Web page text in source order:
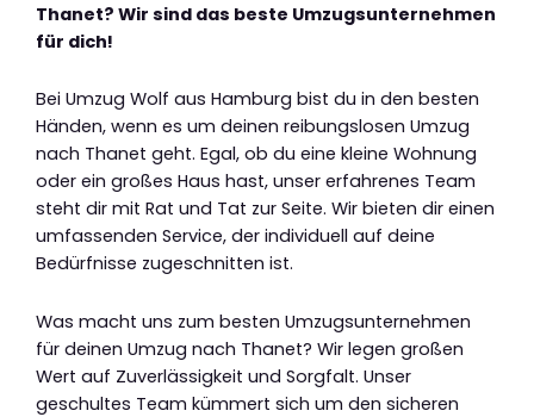
Thanet? Wir sind das beste Umzugsunternehmen
für dich!
Bei Umzug Wolf aus Hamburg bist du in den besten
Händen, wenn es um deinen reibungslosen Umzug
nach Thanet geht. Egal, ob du eine kleine Wohnung
oder ein großes Haus hast, unser erfahrenes Team
steht dir mit Rat und Tat zur Seite. Wir bieten dir einen
umfassenden Service, der individuell auf deine
Bedürfnisse zugeschnitten ist.
Was macht uns zum besten Umzugsunternehmen
für deinen Umzug nach Thanet? Wir legen großen
Wert auf Zuverlässigkeit und Sorgfalt. Unser
geschultes Team kümmert sich um den sicheren